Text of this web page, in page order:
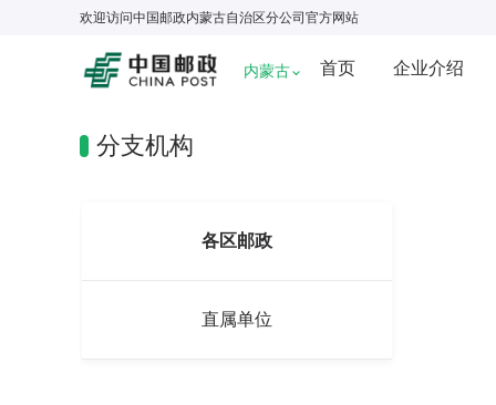
欢迎访问中国邮政内蒙古自治区分公司 官方网站
内蒙古 首页 企业介绍
分支机构
各区邮政
直属单位